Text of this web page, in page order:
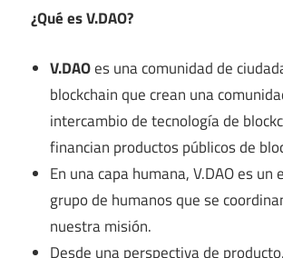
¿Qué es V.DAO?
V.DAOes una comunidad de
blockchain que crean una
intercambio de tecnología de
financian productos públicos de
En una capa humana, V.DAO es un
grupo de humanos que se
nuestra misión.
Desde una perspectiva de